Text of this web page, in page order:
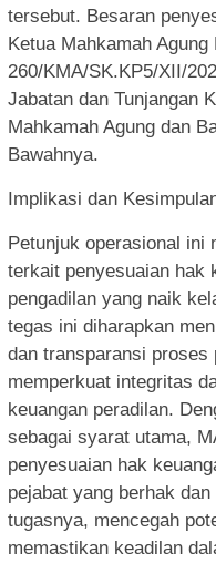
tersebut. Besaran
Ketua Mahkamah
260/KMA/SK.KP5/XII/
Jabatan dan Tunjangan
Mahkamah Agung dan
Bawahnya.
Implikasi dan
Petunjuk operasional ini
terkait penyesuaian hak
pengadilan yang naik
tegas ini diharapkan
dan transparansi proses
memperkuat integritas
keuangan peradilan.
sebagai syarat utama,
penyesuaian hak
pejabat yang berhak
tugasnya, mencegah
memastikan keadilan